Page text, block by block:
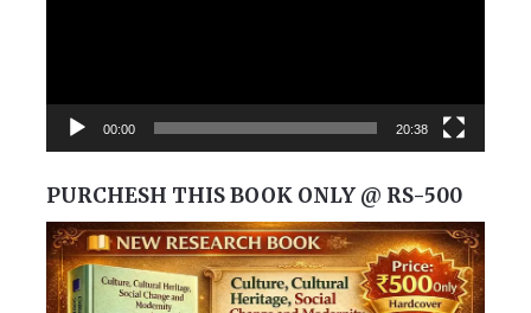
00:00 20:38
PURCHESH THIS BOOK ONLY @ RS-500